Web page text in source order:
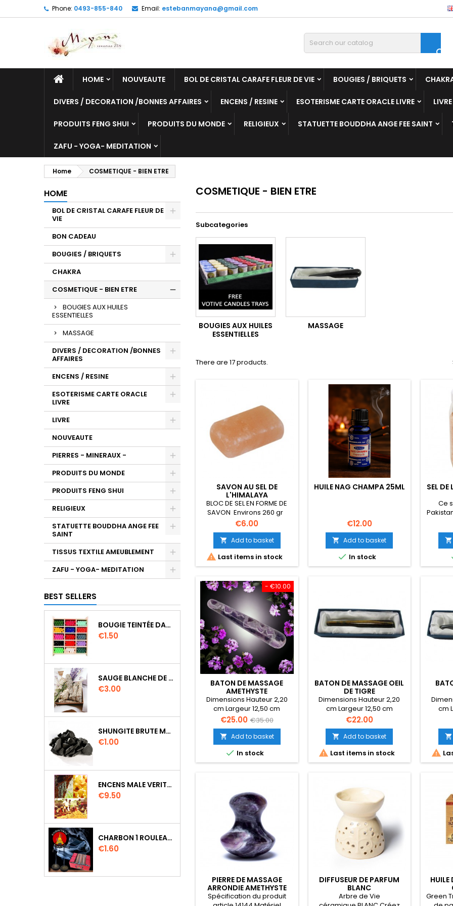
Phone: 0493-855-840 Email: estebanmayana@gmail.com

HOME NOUVEAUTE BOL DE CRISTAL CARAFE FLEUR DE VIE BOUGIES / BRIQUETS
DIVERS / DECORATION /BONNES AFFAIRES ENCENS / RESINE ESOTERISME CARTE ORACLE LIVRE LIVRE
PRODUITS FENG SHUI PRODUITS DU MONDE RELIGIEUX STATUETTE BOUDDHA ANGE FEE SAINT
ZAFU - YOGA- MEDITATION
Home COSMETIQUE - BIEN ETRE
HOME
BOL DE CRISTAL CARAFE FLEUR DE
VIE
BON CADEAU
BOUGIES / BRIQUETS
CHAKRA
COSMETIQUE - BIEN ETRE
BOUGIES AUX HUILES
ESSENTIELLES
MASSAGE
DIVERS / DECORATION /BONNES
AFFAIRES
ENCENS / RESINE
ESOTERISME CARTE ORACLE
LIVRE
LIVRE
NOUVEAUTE
PIERRES - MINERAUX -
PRODUITS DU MONDE
PRODUITS FENG SHUI
RELIGIEUX
STATUETTE BOUDDHA ANGE FEE
SAINT
TISSUS TEXTILE AMEUBLEMENT
ZAFU - YOGA- MEDITATION
BEST SELLERS
BOUGIE TEINTÉE DANS LA MASSE CIRE VÉGÉTALE DURÉE 8H
Price
€1.50
SAUGE BLANCHE DE CALIFORNIE QUALITE EXTRA PETIT FAGOT 8 A 10 CM
Price
€3.00
SHUNGITE BRUTE MORCEAU 2 A 3 CM
Price
€1.00
ENCENS MALE VERITABLE RARE 20 GR
Price
€9.50
CHARBON 1 ROULEAU DE 10 PASTILLES DIAMETRE 33MM
Price
€1.60
COSMETIQUE - BIEN ETRE
Subcategories
BOUGIES AUX HUILES
ESSENTIELLES
MASSAGE
There are 17 products.
SAVON AU SEL DE
L'HIMALAYA
BLOC DE SEL EN FORME DE
SAVON Environs 260 gr
Price
€6.00
 Add to basket
 Last items in stock
HUILE NAG CHAMPA 25ML
Price
€12.00
 Add to basket
 In stock
SEL
Ce
la
pas
Ce

- €10.00
BATON DE MASSAGE
AMETHYSTE
Dimensions Hauteur 2,20
cm Largeur 12,50 cm
Epaisseur 4,00 cm
Price
€25.00 Regular
price
€35.00
 Add to basket
 In stock
BATON DE MASSAGE OEIL
DE TIGRE
Dimensions Hauteur 2,20
cm Largeur 12,50 cm
Epaisseur 4,00 cm Poids 58
gr.
Price
€22.00
 Add to basket
 Last items in stock
cm


PIERRE DE MASSAGE
ARRONDIE AMETHYSTE
Spécification du produit
DIFFUSEUR DE PARFUM
BLANC
Arbre de Vie
Green